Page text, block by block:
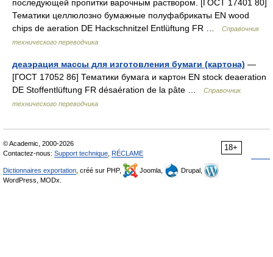
последующей пропитки варочным раствором. [ГОСТ 17401 80]
Тематики целлюлозно бумажные полуфабрикаты EN wood
chips de aeration DE Hackschnitzel Entlüftung FR …
Справочник
технического переводчика
деаэрация массы для изготовления бумаги (картона) —
[ГОСТ 17052 86] Тематики бумага и картон EN stock deaeration
DE Stoffentlüftung FR désaération de la pâte …
Справочник
технического переводчика
18+
© Academic, 2000-2026
Contactez-nous: Support technique RÉCLAME
Dictionnaires exportation , créé sur PHP, Joomla,
Drupal,
WordPress, MODx.